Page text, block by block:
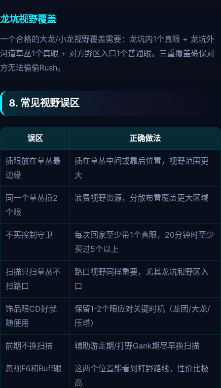
龙坑视野覆盖
一个合格的大龙/小龙视野覆盖需要：龙坑内1个真眼 + 龙坑外
河道草丛1个真眼 + 对方野区入口1个普通眼。三重覆盖确保对
方无法偷偷Rush。
8. 常见视野误区
误区 正确做法
插眼放在草丛最
边缘
插在草丛中间或靠后位置，视野范围更
大
同一个草丛插2
个眼
浪费视野资源，分散布置覆盖更大区域
不买控制守卫
每次回家至少带1个真眼，20分钟时至少
买过5个以上
扫描只扫草丛不
扫路口
路口视野同样重要，尤其龙坑和野区入
口
饰品眼CD好就
随便用
保留1-2个眼应对关键时机（龙团/大龙/
压塔）
前期不换扫描 辅助游走期/打野Gank期尽早换扫描
忽视F6和Buff眼
这两个位置能看到打野路线，性价比极
高